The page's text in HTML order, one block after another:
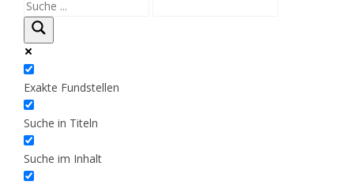
Exakte Fundstellen
Suche in Titeln
Suche im Inhalt